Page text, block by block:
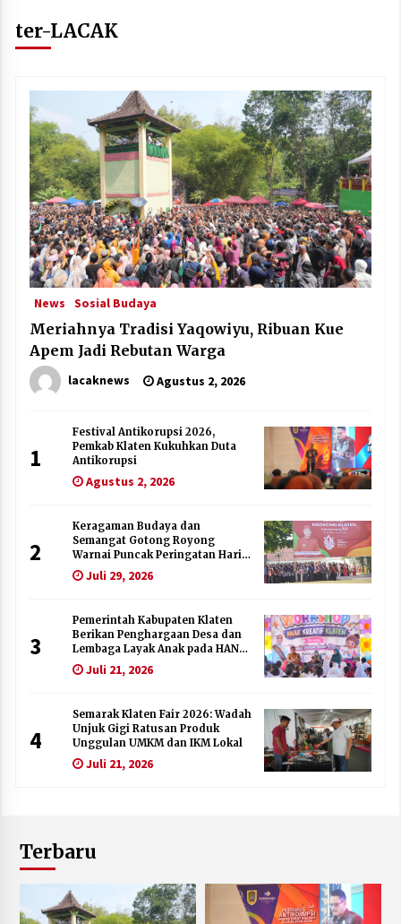
ter-LACAK
News Sosial Budaya
Meriahnya Tradisi Yaqowiyu, Ribuan Kue
Apem Jadi Rebutan Warga
lacaknews Agustus 2, 2026
1
Festival Antikorupsi 2026,
Pemkab Klaten Kukuhkan Duta
Antikorupsi
Agustus 2, 2026
2
Keragaman Budaya dan
Semangat Gotong Royong
Warnai Puncak Peringatan Hari
Jadi Klaten ke-222
Juli 29, 2026
3
Pemerintah Kabupaten Klaten
Berikan Penghargaan Desa dan
Lembaga Layak Anak pada HAN
2026Juli 21, 2026
4
Semarak Klaten Fair 2026: Wadah
Unjuk Gigi Ratusan Produk
Unggulan UMKM dan IKM Lokal
Juli 21, 2026
Terbaru